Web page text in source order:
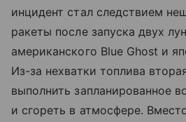
инцидент стал следствием
ракеты после запуска двух
американского Blue Ghost и
Из-за нехватки топлива
выполнить запланированное
и сгореть в атмосфере.